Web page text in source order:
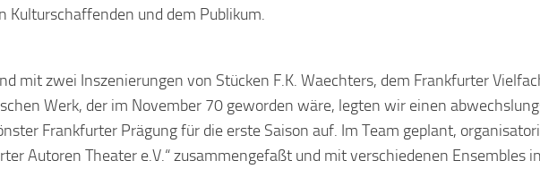
Kulturschaffenden und dem Publikum.
mit zwei Inszenierungen von Stücken F.K. Waechters, dem Frankfurter
Werk, der im November 70 geworden wäre, legten wir einen
Frankfurter Prägung für die erste Saison auf. Im Team geplant,
Autoren Theater e.V.“ zusammengefaßt und mit verschiedenen Ensembles